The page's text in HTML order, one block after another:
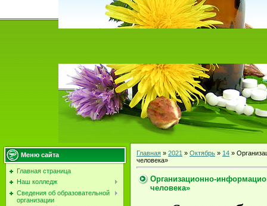
Меню сайта
Главная страница
Наш колледж
Сведения об образовательной
организации
Главная » 2021 » Октябрь » 14 »
человека»
Организационно-
человека»